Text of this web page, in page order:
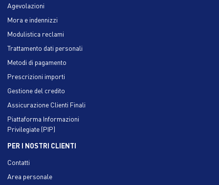
Agevolazioni
Mora e indennizzi
Modulistica reclami
Trattamento dati personali
Metodi di pagamento
Prescrizioni importi
Gestione del credito
Assicurazione Clienti Finali
Piattaforma Informazioni
Privilegiate (PIP)
PER I NOSTRI CLIENTI
Contatti
Area personale